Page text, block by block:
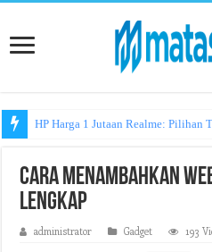
HP Harga 1 Jutaan Realme: Pilihan
Cara Menambahkan
Lengkap
administrator Gadget 193